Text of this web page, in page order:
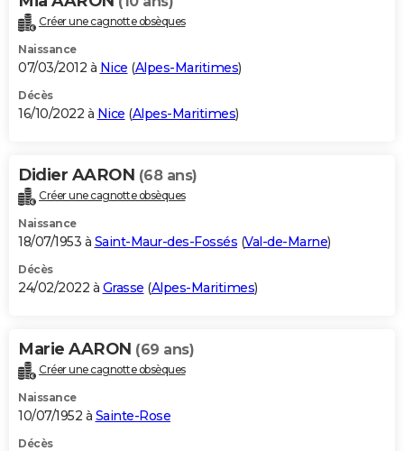
Créer une cagnotte obsèques
Naissance
07/03/2012 à Nice (Alpes-Maritimes)
Décès
16/10/2022 à Nice (Alpes-Maritimes)
Didier AARON (68 ans)
Créer une cagnotte obsèques
Naissance
18/07/1953 à Saint-Maur-des-Fossés (Val-de-Marne)
Décès
24/02/2022 à Grasse (Alpes-Maritimes)
Marie AARON (69 ans)
Créer une cagnotte obsèques
Naissance
10/07/1952 à Sainte-Rose
Décès